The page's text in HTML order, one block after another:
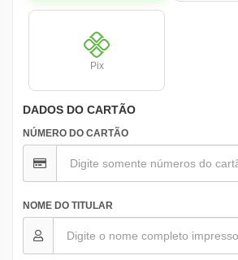
Pix
DADOS DO CARTÃO
NÚMERO DO CARTÃO
NOME DO TITULAR